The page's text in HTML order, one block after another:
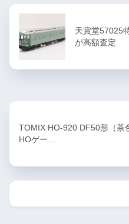
天賞堂57025
が高額査定
TOMIX HO-920 DF50形（茶
HOゲー…